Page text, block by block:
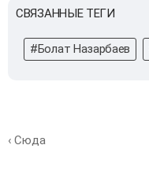
СВЯЗАННЫЕ ТЕГИ
#Болат Назарбаев
‹ Сюда